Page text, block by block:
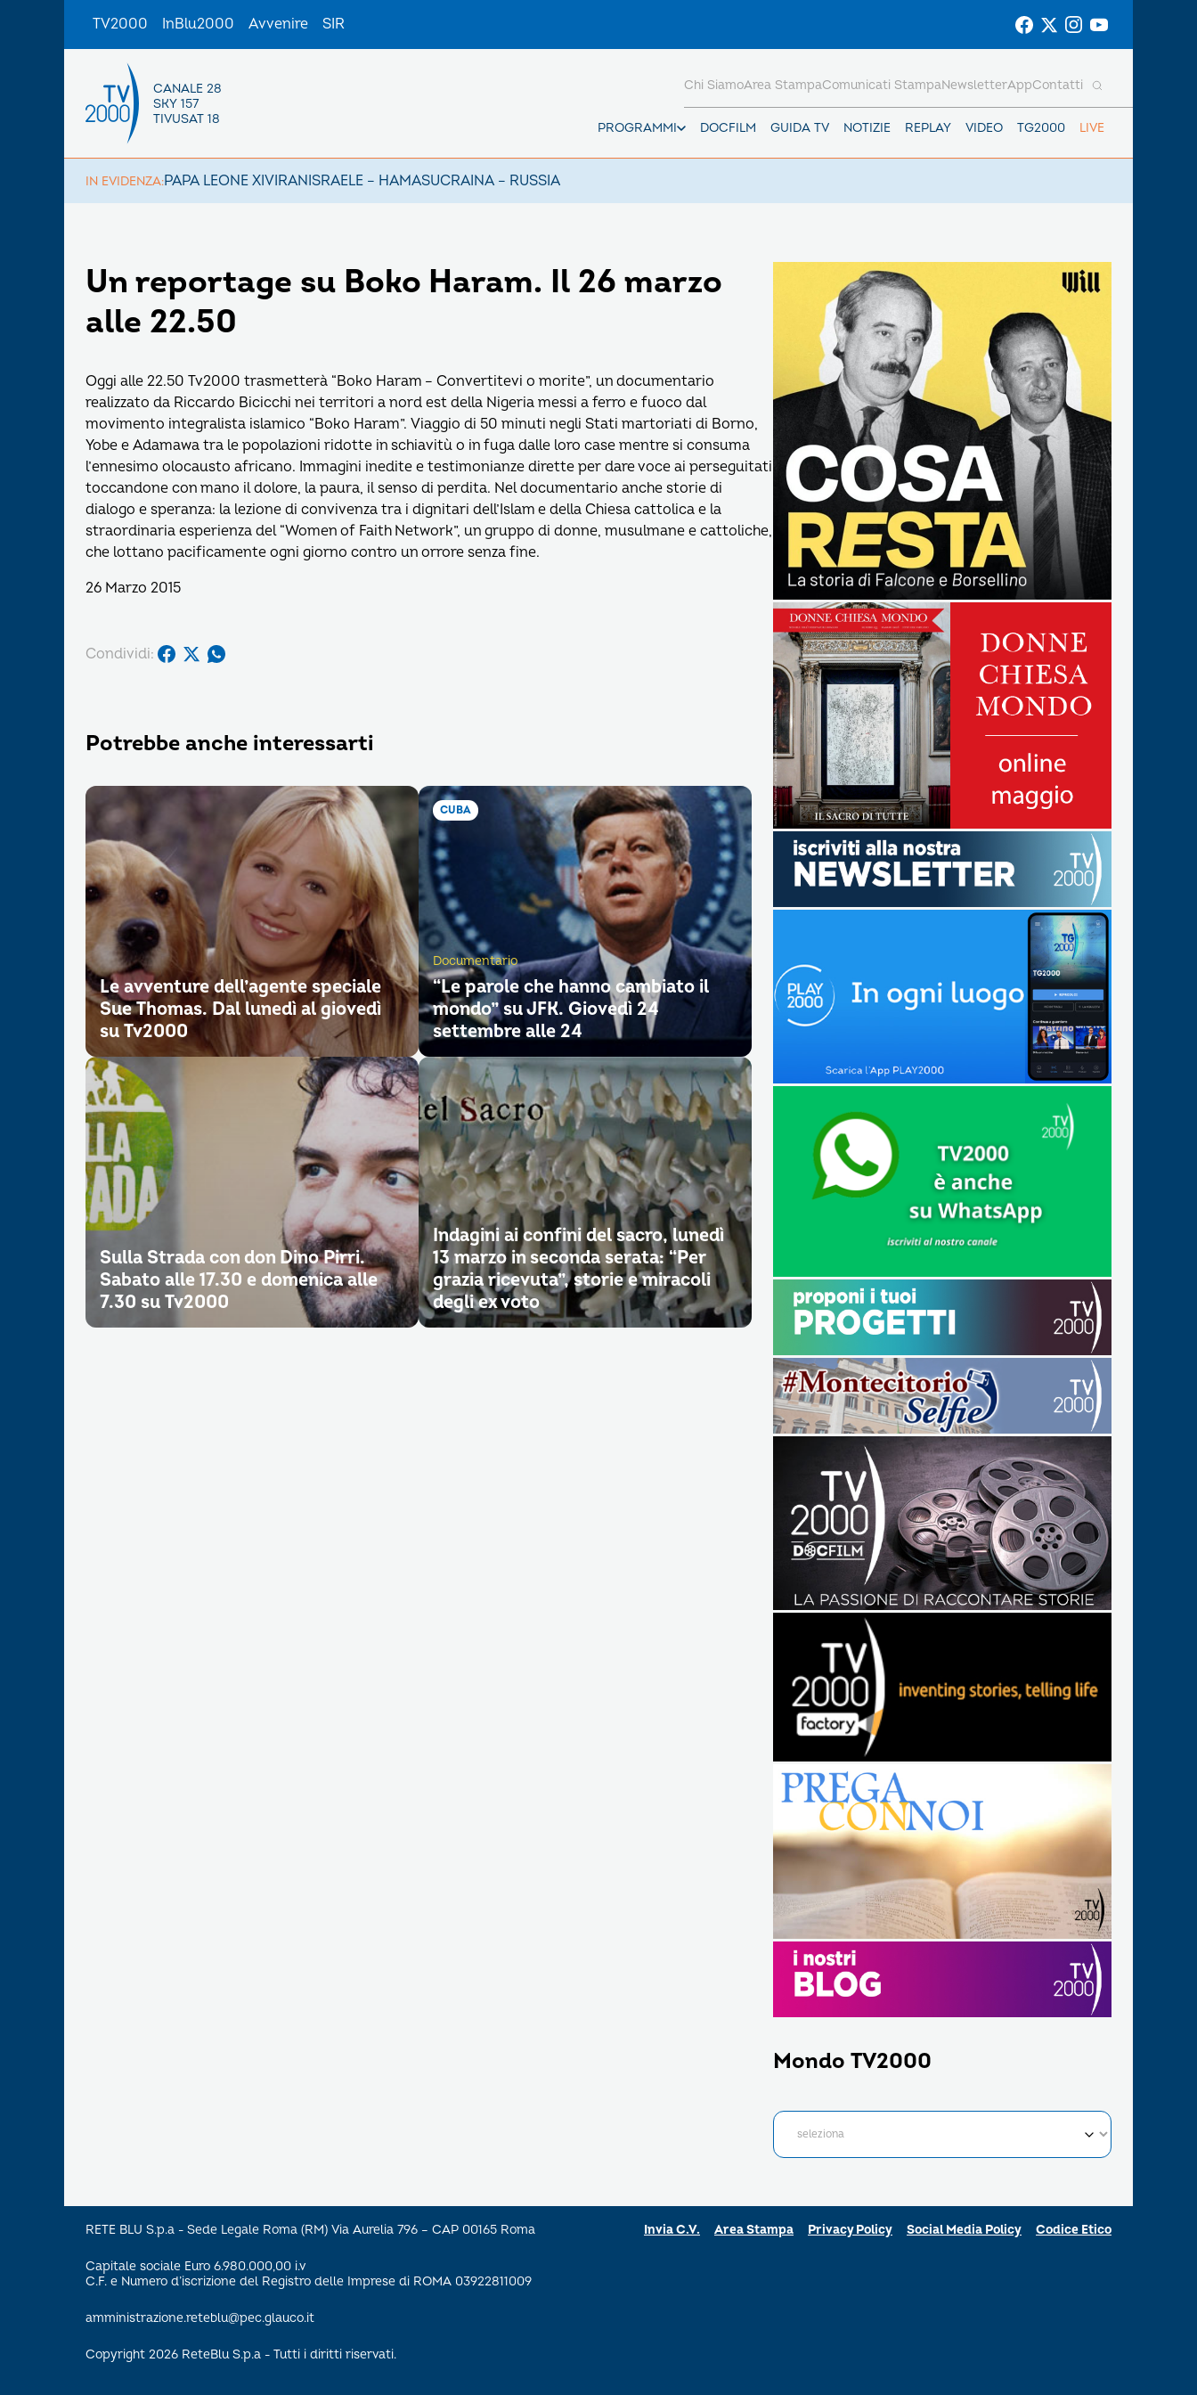
TV2000 InBlu2000 Avvenire SIR
CANALE 28
SKY 157
TIVUSAT 18
PROGRAMMI DOCFILM GUIDA TV NOTIZIE REPLAY VIDEO TG2000 LIVE
Chi SiamoArea StampaComunicati StampaNewsletterAppContatti
IN EVIDENZA:PAPA LEONE XIVIRANISRAELE – HAMASUCRAINA – RUSSIA
Un reportage su Boko Haram. Il 26 marzo
alle 22.50
Oggi alle 22.50 Tv2000 trasmetterà “Boko Haram – Convertitevi o morite”, un documentario
realizzato da Riccardo Bicicchi nei territori a nord est della Nigeria messi a ferro e fuoco dal
movimento integralista islamico “Boko Haram”. Viaggio di 50 minuti negli Stati martoriati di Borno,
Yobe e Adamawa tra le popolazioni ridotte in schiavitù o in fuga dalle loro case mentre si consuma
l’ennesimo olocausto africano. Immagini inedite e testimonianze dirette per dare voce ai perseguitati
toccandone con mano il dolore, la paura, il senso di perdita. Nel documentario anche storie di
dialogo e speranza: la lezione di convivenza tra i dignitari dell’Islam e della Chiesa cattolica e la
straordinaria esperienza del “Women of Faith Network”, un gruppo di donne, musulmane e cattoliche,
che lottano pacificamente ogni giorno contro un orrore senza fine.
26 Marzo 2015
Condividi:
Potrebbe anche interessarti
Le avventure dell’agente speciale
Sue Thomas. Dal lunedì al giovedì
su Tv2000
CUBA
Documentario
“Le parole che hanno cambiato il
mondo” su JFK. Giovedì 24
settembre alle 24
Sulla Strada con don Dino Pirri.
Sabato alle 17.30 e domenica alle
7.30 su Tv2000
Indagini ai confini del sacro, lunedì
13 marzo in seconda serata: “Per
grazia ricevuta”, storie e miracoli
degli ex voto
Mondo TV2000
RETE BLU S.p.a - Sede Legale Roma (RM) Via Aurelia 796 – CAP 00165 Roma
Capitale sociale Euro 6.980.000,00 i.v
C.F. e Numero d’iscrizione del Registro delle Imprese di ROMA 03922811009
amministrazione.reteblu@pec.glauco.it
Copyright 2026 ReteBlu S.p.a - Tutti i diritti riservati.
Invia C.V. Area Stampa Privacy Policy Social Media Policy Codice Etico